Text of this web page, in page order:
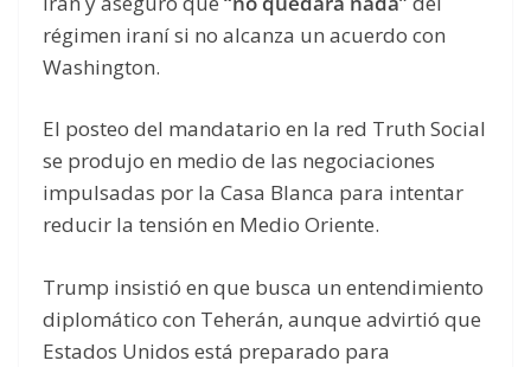
régimen iraní si no alcanza un acuerdo con
Washington.
El posteo del mandatario en la red Truth Social
se produjo en medio de las negociaciones
impulsadas por la Casa Blanca para intentar
reducir la tensión en Medio Oriente.
Trump insistió en que busca un entendimiento
diplomático con Teherán, aunque advirtió que
Estados Unidos está preparado para